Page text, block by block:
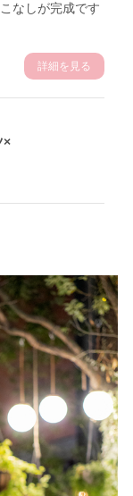
なしが完成です
詳細を見る
×